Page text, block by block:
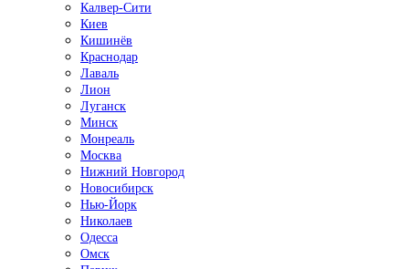
Калвер-Сити
Киев
Кишинёв
Краснодар
Лаваль
Лион
Луганск
Минск
Монреаль
Москва
Нижний Новгород
Новосибирск
Нью-Йорк
Николаев
Одесса
Омск